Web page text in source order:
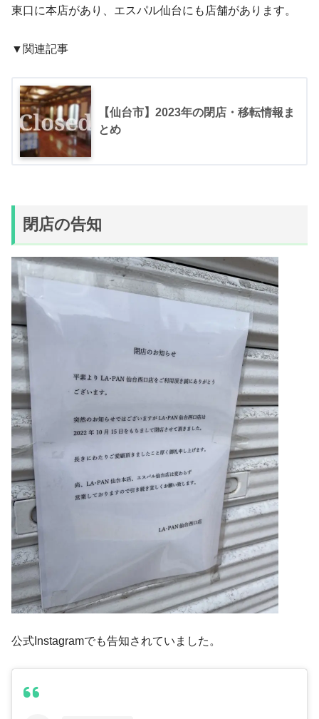
東口に本店があり、エスパル仙台にも店舗があります。
▼関連記事
【仙台市】2023年の閉店・移転情報ま
とめ
閉店の告知
公式Instagramでも告知されていました。